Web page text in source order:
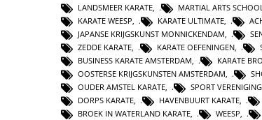
LANDSMEER KARATE
MARTIAL ARTS
KARATE WEESP
KARATE ULTIMATE
JAPANSE KRIJGSKUNST MONNICKENDAM
ZEDDE KARATE
KARATE OEFENINGEN
BUSINESS KARATE AMSTERDAM, KARATE
OOSTERSE KRIJGSKUNSTEN AMSTERDAM,
OUDER AMSTEL KARATE, SPORT
DORPS KARATE, HAVENBUURT KARATE,
BROEK IN WATERLAND KARATE, WEESP,